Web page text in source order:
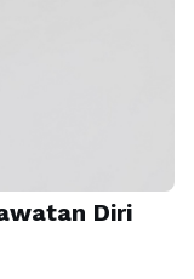
Diri